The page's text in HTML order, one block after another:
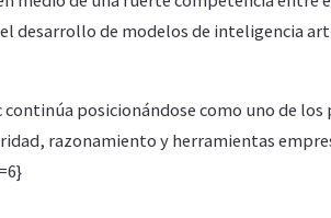
desarrollo de modelos de inteligencia
posicionándose como uno de
razonamiento y herramientas